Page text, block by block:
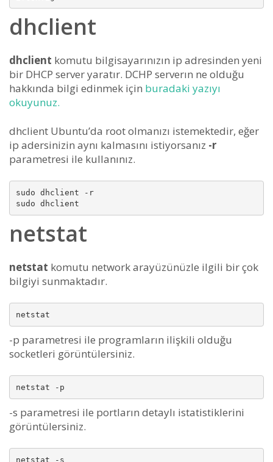
dhclient
dhclient komutu bilgisayarınızın ip adresinden yeni
bir DHCP server yaratır. DCHP serverın ne olduğu
hakkında bilgi edinmek için buradaki yazıyı
okuyunuz.
dhclient Ubuntu’da root olmanızı istemektedir, eğer
ip adersinizin aynı kalmasını istiyorsanız -r
parametresi ile kullanınız.
sudo dhclient -r
netstat
netstat komutu network arayüzünüzle ilgili bir çok
bilgiyi sunmaktadır.
-p parametresi ile programların ilişkili olduğu
socketleri görüntülersiniz.
-s parametresi ile portların detaylı istatistiklerini
görüntülersiniz.